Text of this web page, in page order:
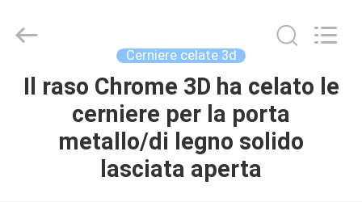
CASA
PRODOTTI
Co.,Ltd.
Developed
Cerniere celate 3d
Il raso Chrome 3D ha celato le
cerniere per la porta
metallo/di legno solido
lasciata aperta